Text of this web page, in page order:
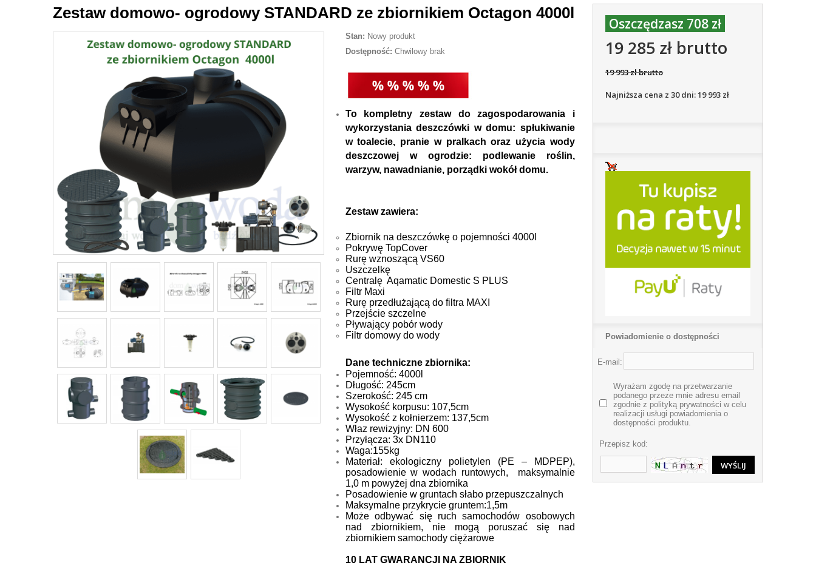
Zestaw domowo- ogrodowy STANDARD ze zbiornikiem Octagon 4000l
Stan: Nowy produkt
Dostępność: Chwilowy brak
To kompletny zestaw do zagospodarowania i
wykorzystania deszczówki w domu: spłukiwanie
w toalecie, pranie w pralkach oraz użycia wody
deszczowej w ogrodzie: podlewanie roślin,
warzyw, nawadnianie, porządki wokół domu.
Zestaw zawiera:
Zbiornik na deszczówkę o pojemności 4000l
Pokrywę TopCover
Rurę wznoszącą VS60
Uszczelkę
Centralę Aqamatic Domestic S PLUS
Filtr Maxi
Rurę przedłużającą do filtra MAXI
Przejście szczelne
Pływający pobór wody
Filtr domowy do wody
Dane techniczne zbiornika:
Pojemność: 4000l
Długość: 245cm
Szerokość: 245 cm
Wysokość korpusu: 107,5cm
Wysokość z kołnierzem: 137,5cm
Właz rewizyjny: DN 600
Przyłącza: 3x DN110
Waga:155kg
Materiał: ekologiczny polietylen (PE – MDPEP),
posadowienie w wodach runtowych, maksymalnie
1,0 m powyżej dna zbiornika
Posadowienie w gruntach słabo przepuszczalnych
Maksymalne przykrycie gruntem:1,5m
Może odbywać się ruch samochodów osobowych
nad zbiornikiem, nie mogą poruszać się nad
zbiornikiem samochody ciężarowe
10 LAT GWARANCJI NA ZBIORNIK
Oszczędzasz 708 zł
19 285 zł brutto
19 993 zł brutto
Najniższa cena z 30 dni: 19 993 zł
Powiadomienie o dostępności
E-mail:
Wyrażam zgodę na przetwarzanie
podanego przeze mnie adresu email
zgodnie z polityką prywatności w celu
realizacji usługi powiadomienia o
dostępności produktu.
Przepisz kod: